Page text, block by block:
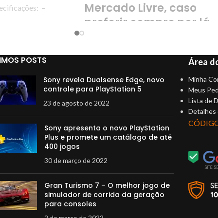
–
Mercado Livre, caso
preferir compre por lá.
POSTS
Sony revela Dualsense Edge, novo
controle para PlayStation 5
23 de agosto de 2022
Sony apresenta o novo PlayStation
Plus e promete um catálogo de até
400 jogos
30 de março de 2022
Gran Turismo 7 – O melhor jogo de
simulador de corrida da geração
para consoles
Área
Minha
Meus
Lista de
Detalhes